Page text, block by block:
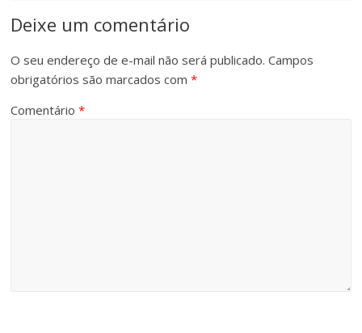
Deixe um comentário
O seu endereço de e-mail não será publicado. Campos
obrigatórios são marcados com*
Comentário*